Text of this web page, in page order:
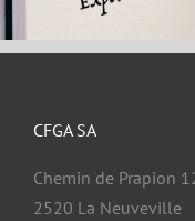
CFGA SA
Chemin de Prapion
2520 La Neuveville